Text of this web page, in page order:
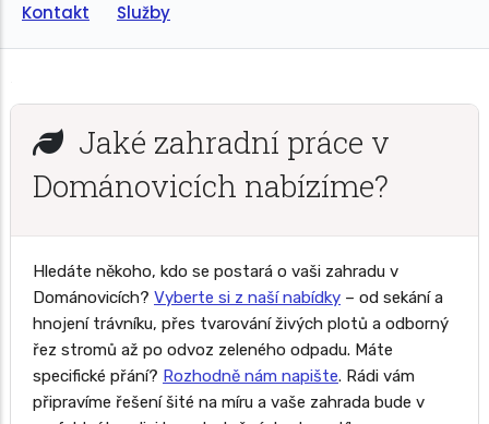
Kontakt Služby
Jaké zahradní práce v
Dománovicích nabízíme?
Hledáte někoho, kdo se postará o vaši zahradu v
Dománovicích? Vyberte si z naší nabídky – od sekání a
hnojení trávníku, přes tvarování živých plotů a odborný
řez stromů až po odvoz zeleného odpadu. Máte
specifické přání? Rozhodně nám napište. Rádi vám
připravíme řešení šité na míru a vaše zahrada bude v